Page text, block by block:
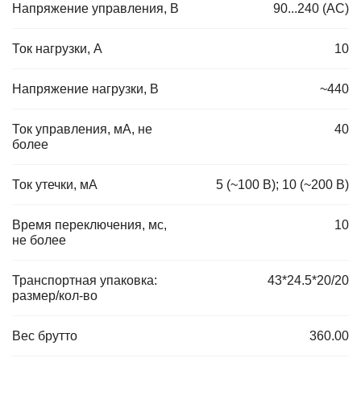
Напряжение управления, В 90...240 (AC)
Ток нагрузки, А 10
Напряжение нагрузки, В ~440
Ток управления, мА, не
более
40
Ток утечки, мА 5 (~100 В); 10 (~200 В)
Время переключения, мс,
не более
10
Транспортная упаковка:
размер/кол-во
43*24.5*20/20
Вес брутто 360.00